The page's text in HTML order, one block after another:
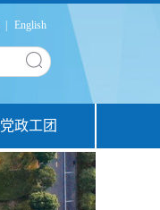
English
党政工团